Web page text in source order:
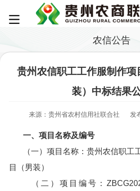
农信公告
贵州农信职工工作服制作项
装）中标结果
来源：贵州省农村信用社联合社 发
一、项目名称及编号
（一）项目名称：贵州农信职工
目（男装）
（二）项目编号：